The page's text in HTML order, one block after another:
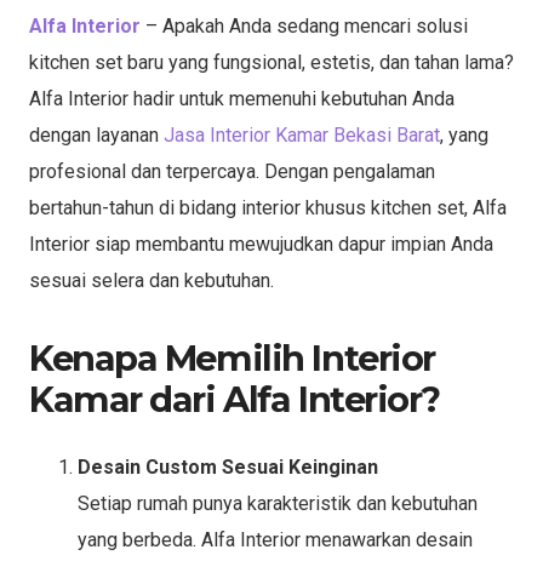
Alfa Interior – Apakah Anda sedang mencari solusi
kitchen set baru yang fungsional, estetis, dan tahan lama?
Alfa Interior hadir untuk memenuhi kebutuhan Anda
dengan layanan Jasa Interior Kamar Bekasi Barat, yang
profesional dan terpercaya. Dengan pengalaman
bertahun-tahun di bidang interior khusus kitchen set, Alfa
Interior siap membantu mewujudkan dapur impian Anda
sesuai selera dan kebutuhan.
Kenapa Memilih Interior
Kamar dari Alfa Interior?
Desain Custom Sesuai Keinginan
Setiap rumah punya karakteristik dan kebutuhan
yang berbeda. Alfa Interior menawarkan desain